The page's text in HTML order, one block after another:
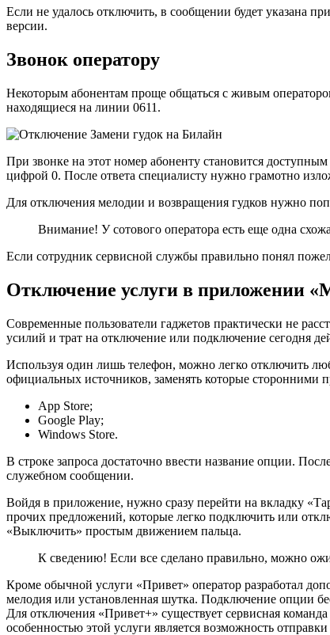
Если не удалось отключить, в сообщении будет указана
версии.
Звонок оператору
Некоторым абонентам проще общаться с живым
находящиеся на линии 0611 .
При звонке на этот номер абоненту становится
цифрой 0. После ответа специалисту нужно грамотно
Для отключения мелодии и возвращения гудков нужно
Внимание! У сотового оператора есть еще одна
Если сотрудник сервисной службы правильно понял
Отключение услуги в приложении
Современные пользователи гаджетов практически не
усилий и трат на отключение или подключение сегодня
Используя один лишь телефон, можно легко отключить
официальных источников, заменять которые сторонними
App Store;
Google Play;
Windows Store.
В строке запроса достаточно ввести название опции.
служебном сообщении.
Войдя в приложение, нужно сразу перейти на вкладку
прочих предложений, которые легко подключить или
«Выключить» простым движением пальца.
К сведению! Если все сделано правильно, можно
Кроме обычной услуги «Привет» оператор разработал
мелодия или установленная шутка. Подключение опции
Для отключения «Привет+» существует сервисная команда
особенностью этой услуги является возможность